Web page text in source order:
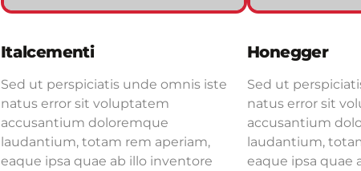
Italcementi
Sed ut perspiciatis unde omnis iste
natus error sit voluptatem
accusantium doloremque
laudantium, totam rem aperiam,
eaque ipsa quae ab illo inventore
Honegger
Sed ut
natus error sit
accusantium
laudantium,
eaque ipsa quae